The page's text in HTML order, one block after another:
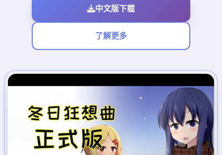
中文版下载
了解更多